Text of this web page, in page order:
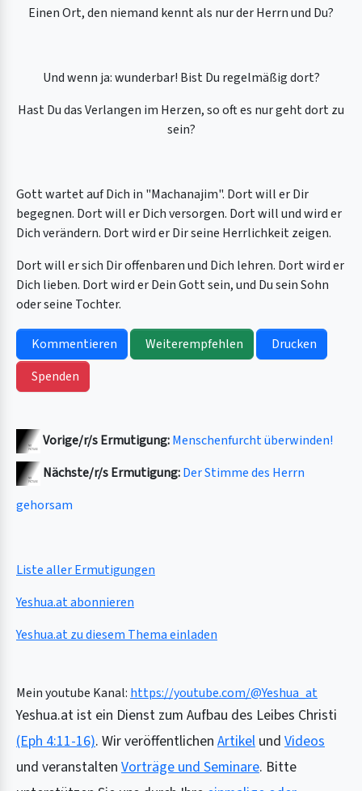
Einen Ort, den niemand kennt als nur der Herrn und Du?
Und wenn ja: wunderbar! Bist Du regelmäßig dort?
Hast Du das Verlangen im Herzen, so oft es nur geht dort zu
sein?
Gott wartet auf Dich in "Machanajim". Dort will er Dir
begegnen. Dort will er Dich versorgen. Dort will und wird er
Dich verändern. Dort wird er Dir seine Herrlichkeit zeigen.
Dort will er sich Dir offenbaren und Dich lehren. Dort wird er
Dich lieben. Dort wird er Dein Gott sein, und Du sein Sohn
oder seine Tochter.
Kommentieren Weiterempfehlen
Drucken
Spenden
Vorige/r/s Ermutigung:Menschenfurcht überwinden!
Nächste/r/s Ermutigung:Der Stimme des Herrn
gehorsam
Liste aller Ermutigungen
Yeshua.at abonnieren
Yeshua.at zu diesem Thema einladen
Mein youtube Kanal: https://youtube.com/@Yeshua_at
Yeshua.at ist ein Dienst zum Aufbau des Leibes Christi
(Eph 4:11-16). Wir veröffentlichen Artikel und Videos
und veranstalten Vorträge und Seminare. Bitte